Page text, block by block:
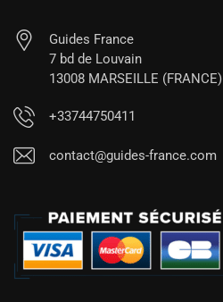
Guides France
7 bd de Louvain
13008 MARSEILLE (FRANCE)
+33744750411
contact@guides-france.com